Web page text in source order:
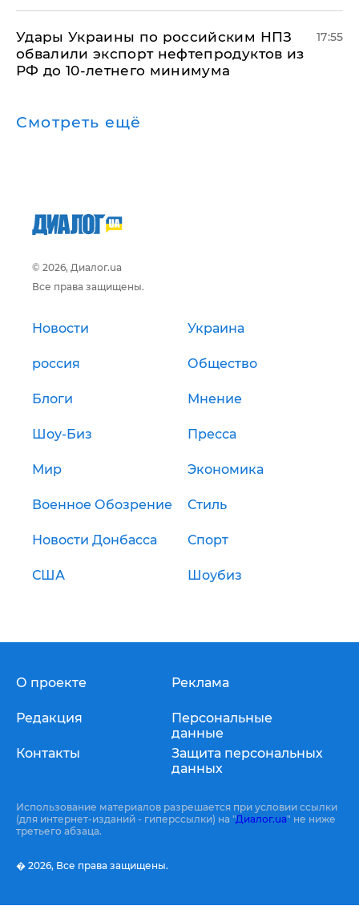
Удары Украины по российским НПЗ
обвалили экспорт нефтепродуктов из
РФ до 10-летнего минимума
17:55
Смотреть ещё
© 2026, Диалог.ua
Все права защищены.
Новости Украина
россия Общество
Блоги Мнение
Шоу-Биз Пресса
Мир Экономика
Военное Обозрение Стиль
Новости Донбасса Спорт
США Шоубиз
О проекте
Редакция
Контакты
Реклама
Персональные
данные
Защита персональных
данных
Использование материалов разрешается при условии ссылки
(для интернет-изданий - гиперссылки) на "Диалог.ua" не ниже
третьего абзаца.
� 2026, Все права защищены.